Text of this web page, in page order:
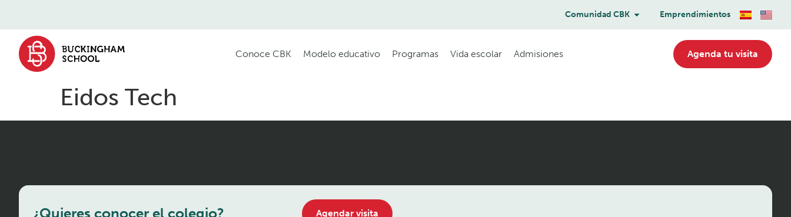
Comunidad CBK Emprendimientos
Conoce CBK Modelo educativo Programas Vida escolar Admisiones Agenda tu visita
Eidos Tech
¿Quieres conocer el colegio? Agendar visita